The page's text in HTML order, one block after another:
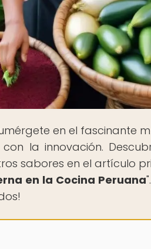
en el fascinante
la innovación.
sabores en el artículo
en la Cocina Peruana